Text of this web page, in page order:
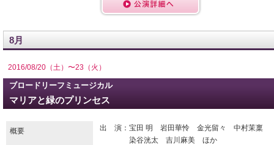
8月
2016/08/20（土）〜23（火）
ブロードリーフミュージカル
マリアと緑のプリンセス
概要
出 演：宝田 明 岩田華怜 金光留々 中村茉稟
染谷洸太 吉川麻美 ほか